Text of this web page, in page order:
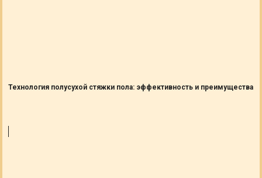
Технология полусухой стяжки пола: эффективность и преимущества